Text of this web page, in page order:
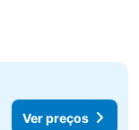
Ver preços